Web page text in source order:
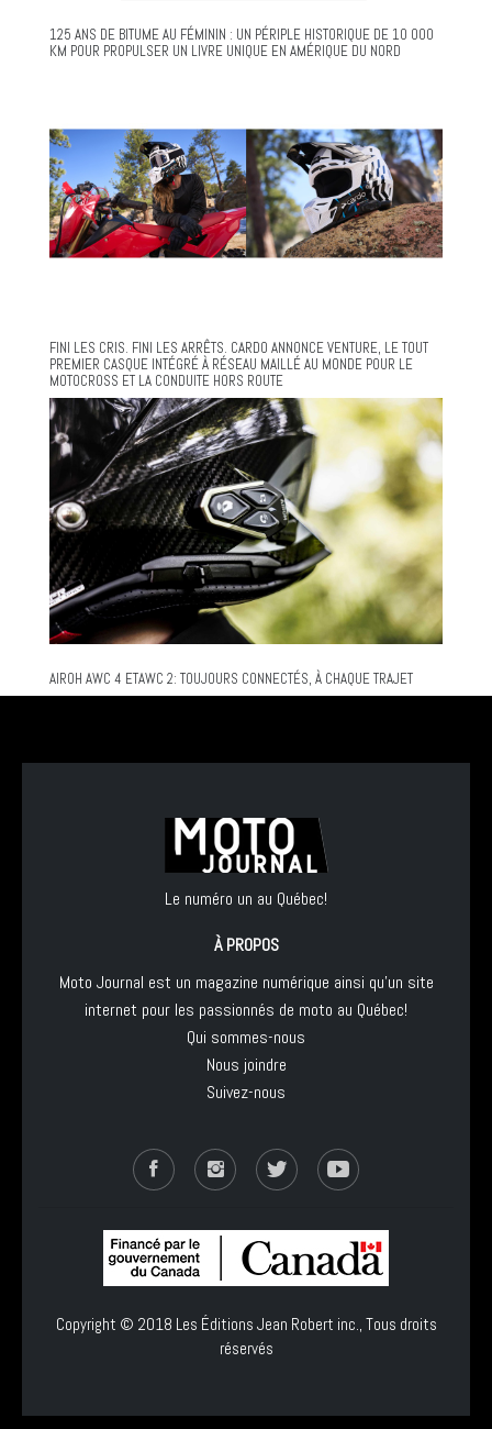
125 ANS DE BITUME AU FÉMININ : UN PÉRIPLE HISTORIQUE DE 10 000
KM POUR PROPULSER UN LIVRE UNIQUE EN AMÉRIQUE DU NORD
FINI LES CRIS. FINI LES ARRÊTS. CARDO ANNONCE VENTURE, LE TOUT
PREMIER CASQUE INTÉGRÉ À RÉSEAU MAILLÉ AU MONDE POUR LE
MOTOCROSS ET LA CONDUITE HORS ROUTE
AIROH AWC 4 ETAWC 2: TOUJOURS CONNECTÉS, À CHAQUE TRAJET
Le numéro un au Québec!
À PROPOS
Moto Journal est un magazine numérique ainsi qu'un site
internet pour les passionnés de moto au Québec!
Qui sommes-nous
Nous joindre
Suivez-nous
Copyright © 2018 Les Éditions Jean Robert inc., Tous droits
réservés